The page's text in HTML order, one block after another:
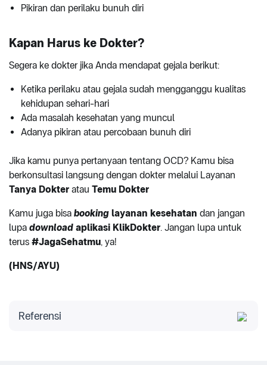
Pikiran dan perilaku bunuh diri
Kapan Harus ke Dokter?
Segera ke dokter jika Anda mendapat gejala berikut:
Ketika perilaku atau gejala sudah mengganggu kualitas
kehidupan sehari-hari
Ada masalah kesehatan yang muncul
Adanya pikiran atau percobaan bunuh diri
Jika kamu punya pertanyaan tentang OCD? Kamu bisa
berkonsultasi langsung dengan dokter melalui Layanan
Tanya Dokter atau Temu Dokter
Kamu juga bisa booking layanan kesehatan dan jangan
lupa download aplikasi KlikDokter. Jangan lupa untuk
terus #JagaSehatmu, ya!
(HNS/AYU)
Referensi